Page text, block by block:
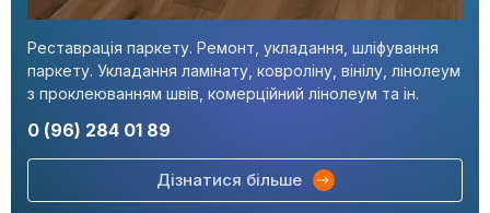
Реставрація паркету. Ремонт, укладання, шліфування
паркету. Укладання ламінату, ковроліну, вінілу, лінолеум
з проклеюванням швів, комерційний лінолеум та ін.
0 (96) 284 01 89
Дізнатися більше